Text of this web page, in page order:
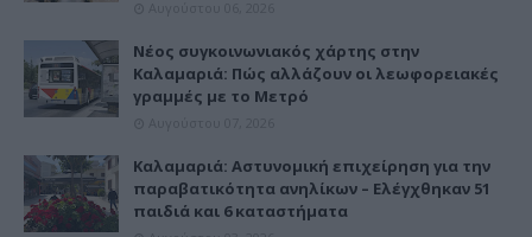
Νέος συγκοινωνιακός χάρτης στην
Καλαμαριά: Πώς αλλάζουν οι λεωφορειακές
γραμμές με το Μετρό
Καλαμαριά: Αστυνομική επιχείρηση για την
παραβατικότητα ανηλίκων – Ελέγχθηκαν 51
παιδιά και 6 καταστήματα